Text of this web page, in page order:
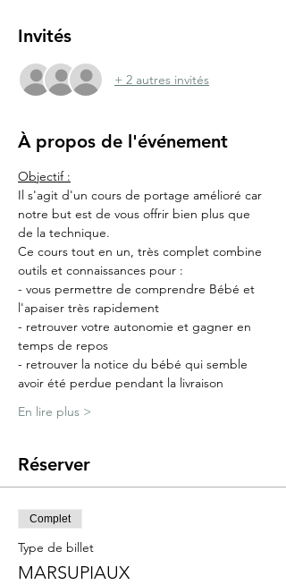
Invités
+ 2 autres invités
À propos de l'événement
Objectif :
Il s'agit d'un cours de portage amélioré car
notre but est de vous offrir bien plus que
de la technique.
Ce cours tout en un, très complet combine
outils et connaissances pour :
- vous permettre de comprendre Bébé et
l'apaiser très rapidement
- retrouver votre autonomie et gagner en
temps de repos
- retrouver la notice du bébé qui semble
avoir été perdue pendant la livraison
En lire plus >
Réserver
Complet
Type de billet
MARSUPIAUX